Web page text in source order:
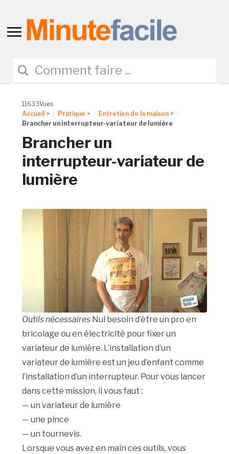
Toggle
navigation
11633Vues
Accueil > Pratique > Entretien de la maison >
Brancher un interrupteur-variateur de lumière
Brancher un
interrupteur-variateur de
lumière
Outils nécessaires Nul besoin d’être un pro en
bricolage ou en électricité pour fixer un
variateur de lumière. L’installation d’un
variateur de lumière est un jeu d’enfant comme
l’installation d’un interrupteur. Pour vous lancer
dans cette mission, il vous faut :
— un variateur de lumière
— une pince
— un tournevis.
Lorsque vous avez en main ces outils, vous